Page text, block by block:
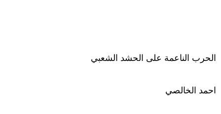
الحرب الناعمة على الحشد الشعبي
احمد الخالصي